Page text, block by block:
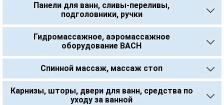
Панели для ванн, сливы-переливы,
подголовники, ручки
Гидромассажное, аэромассажное
оборудование BACH
Спинной массаж, массаж стоп
Карнизы, шторы, двери для ванн, средства по
уходу за ванной